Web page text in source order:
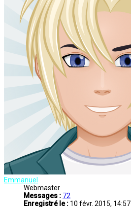
Emmanuel
Webmaster
Messages : 72
Enregistré le : 10 févr. 2015, 14:57